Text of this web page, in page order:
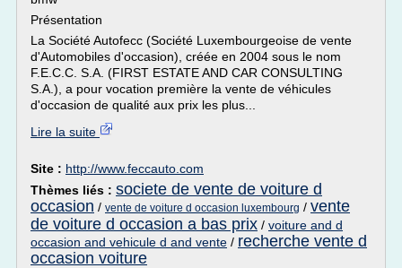
Présentation
La Société Autofecc (Société Luxembourgeoise de vente
d'Automobiles d'occasion), créée en 2004 sous le nom
F.E.C.C. S.A. (FIRST ESTATE AND CAR CONSULTING
S.A.), a pour vocation première la vente de véhicules
d'occasion de qualité aux prix les plus...
Lire la suite
Site : http://www.feccauto.com
Thèmes liés : societe de vente de voiture d
occasion / vente de voiture d occasion luxembourg / vente
de voiture d occasion a bas prix / voiture and d
occasion and vehicule d and vente / recherche vente d
occasion voiture